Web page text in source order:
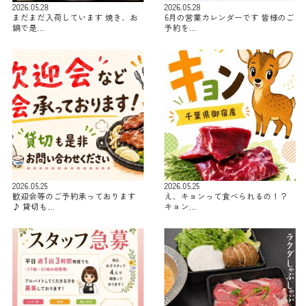
2026.05.28
まだまだ入荷しています 焼き、お
鍋で是…
2026.05.28
6月の営業カレンダーです 皆様のご
予約を…
2026.05.25
歓迎会等のご予約承っております
♪ 貸切も…
2026.05.25
え、キョンって食べられるの！？
キョン…